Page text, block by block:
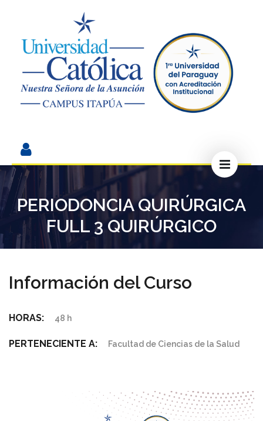
PERIODONCIA QUIRÚRGICA
FULL 3 QUIRÚRGICO
Información del Curso
HORAS: 48 h
PERTENECIENTE A: Facultad de Ciencias de la Salud